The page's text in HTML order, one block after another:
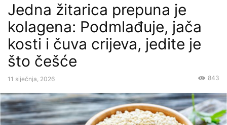
Jedna žitarica prepuna je
kolagena: Podmlađuje, jača
kosti i čuva crijeva, jedite je
što češće
11 siječnja, 2026 843